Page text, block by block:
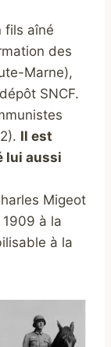
fils aîné
des
Marne),
SNCF.
Il est
lui aussi
Migeot
à la
à la